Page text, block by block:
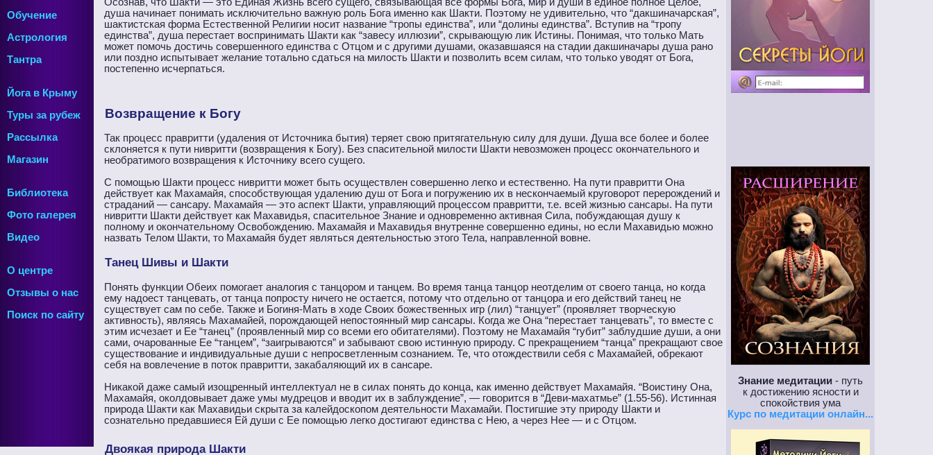
Обучение
Астрология
Тантра
Йога в Крыму
Туры за рубеж
Рассылка
Магазин
Библиотека
Фото галерея
Видео
О центре
Отзывы о нас
Поиск по сайту
Знание медитации - путь
к достижению ясности и
спокойствия ума
Курс по медитации онлайн...
душа начинает понимать исключительно важную роль Бога именно как Шакти. Поэтому не удивительно, что “дакшиначарская”,
шактистская форма Естественной Религии носит название “тропы единства”, или “долины единства”. Вступив на “тропу
единства”, душа перестает воспринимать Шакти как “завесу иллюзии”, скрывающую лик Истины. Понимая, что только Мать
может помочь достичь совершенного единства с Отцом и с другими душами, оказавшаяся на стадии дакшиначары душа рано
или поздно испытывает желание тотально сдаться на милость Шакти и позволить всем силам, что только уводят от Бога,
постепенно исчерпаться.
Возвращение к Богу
Так процесс правритти (удаления от Источника бытия) теряет свою притягательную силу для души. Душа все более и более
склоняется к пути нивритти (возвращения к Богу). Без спасительной милости Шакти невозможен процесс окончательного и
необратимого возвращения к Источнику всего сущего.
С помощью Шакти процесс нивритти может быть осуществлен совершенно легко и естественно. На пути правритти Она
действует как Махамайя, способствующая удалению душ от Бога и погружению их в нескончаемый круговорот перерождений и
страданий — сансару. Махамайя — это аспект Шакти, управляющий процессом правритти, т.е. всей жизнью сансары. На пути
нивритти Шакти действует как Махавидья, спасительное Знание и одновременно активная Сила, побуждающая душу к
полному и окончательному Освобождению. Махамайя и Махавидья внутренне совершенно едины, но если Махавидью можно
назвать Телом Шакти, то Махамайя будет являться деятельностью этого Тела, направленной вовне.
Танец Шивы и Шакти
Понять функции Обеих помогает аналогия с танцором и танцем. Во время танца танцор неотделим от своего танца, но когда
ему надоест танцевать, от танца попросту ничего не остается, потому что отдельно от танцора и его действий танец не
существует сам по себе. Также и Богиня-Мать в ходе Своих божественных игр (лил) “танцует” (проявляет творческую
активность), являясь Махамайей, порождающей непостоянный мир сансары. Когда же Она “перестает танцевать”, то вместе с
этим исчезает и Ее “танец” (проявленный мир со всеми его обитателями). Поэтому не Махамайя “губит” заблудшие души, а они
сами, очарованные Ее “танцем”, “заигрываются” и забывают свою истинную природу. С прекращением “танца” прекращают свое
существование и индивидуальные души с непросветленным сознанием. Те, что отождествили себя с Махамайей, обрекают
себя на вовлечение в поток правритти, закабаляющий их в сансаре.
Никакой даже самый изощренный интеллектуал не в силах понять до конца, как именно действует Махамайя. “Воистину Она,
Махамайя, околдовывает даже умы мудрецов и вводит их в заблуждение”, — говорится в “Деви-махатмье” (1.55-56). Истинная
природа Шакти как Махавидьи скрыта за калейдоскопом деятельности Махамайи. Постигшие эту природу Шакти и
сознательно предавшиеся Ей души с Ее помощью легко достигают единства с Нею, а через Нее — и с Отцом.
Двоякая природа Шакти